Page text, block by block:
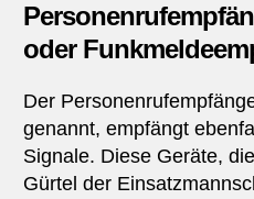
oder
Der
genannt, empfängt
Signale. Diese Geräte,
Gürtel der